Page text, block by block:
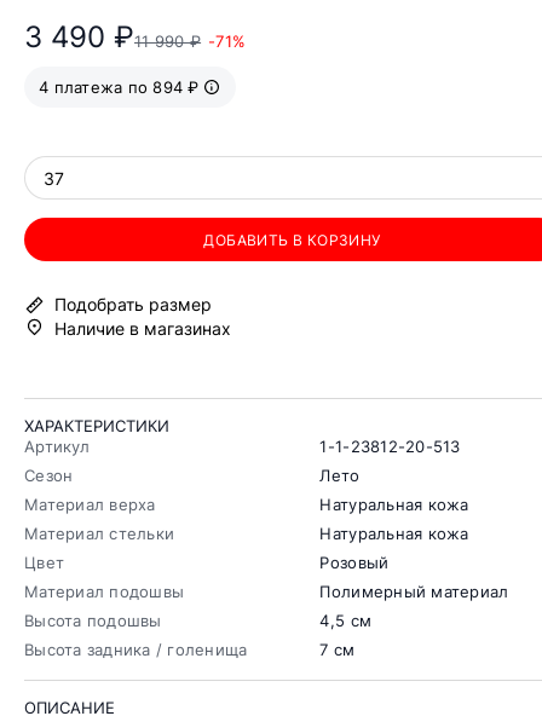
3 490 ₽11 990 ₽ -71%
4 платежа по 894 ₽
37
ДОБАВИТЬ В КОРЗИНУ
Подобрать размер
Наличие в магазинах
ХАРАКТЕРИСТИКИ
Артикул
1-1-23812-20-513
Сезон
Лето
Материал верха
Натуральная кожа
Материал стельки
Натуральная кожа
Цвет
Розовый
Материал подошвы
Полимерный материал
Высота подошвы
4,5 см
Высота задника / голенища
7 см
ОПИСАНИЕ